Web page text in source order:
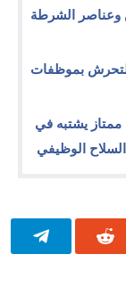
وعناصر الشرطة
بموظفات
يشتبه في
الوظيفي